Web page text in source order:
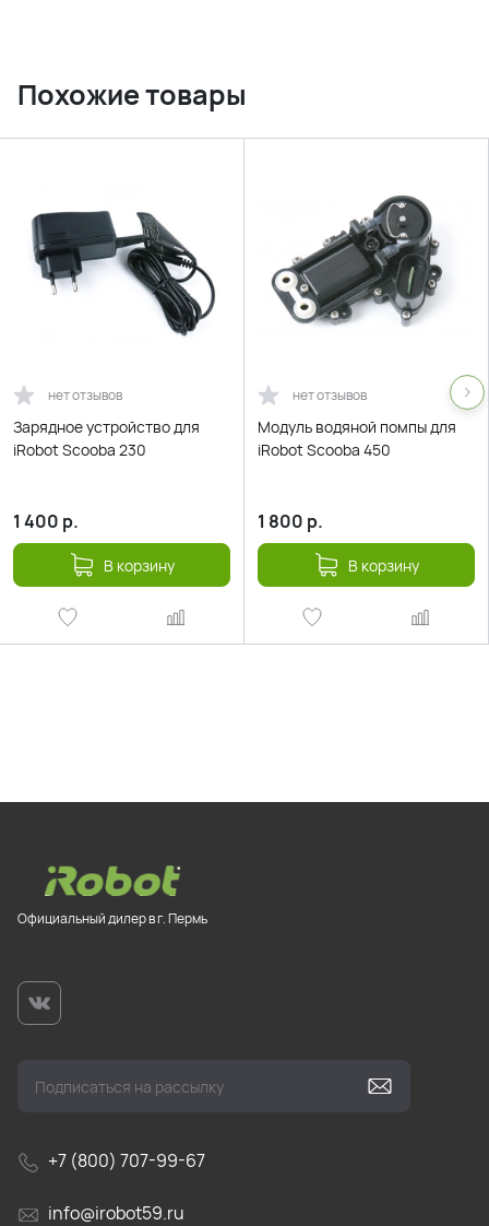
Похожие товары
нет отзывов
Зарядное устройство для
iRobot Scooba 230
1 400 р.
В корзину
нет отзывов
Модуль водяной помпы для
iRobot Scooba 450
1 800 р.
В корзину
Официальный дилер в г. Пермь
+7 (800) 707-99-67
info@irobot59.ru